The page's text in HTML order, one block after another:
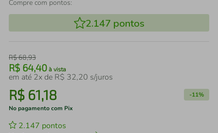
Compre com pontos:
2.147 pontos
R$68,93
R$ 64,40 à vista
em até 2x de R$ 32,20 s/juros
R$ 61,18 -11%
No pagamento com Pix
2.147 pontos